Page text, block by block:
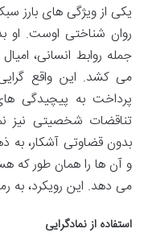
یکی از ویژگی های بارز
روان شناختی اوست. او
جمله روابط انسانی،
می کشد. این واقع
پرداخت به پیچیدگی
تناقضات شخصیتی نیز
بدون قضاوتی آشکار،
و آن ها را همان طور که
می دهد. این رویکرد، به
استفاده از نمادگرایی